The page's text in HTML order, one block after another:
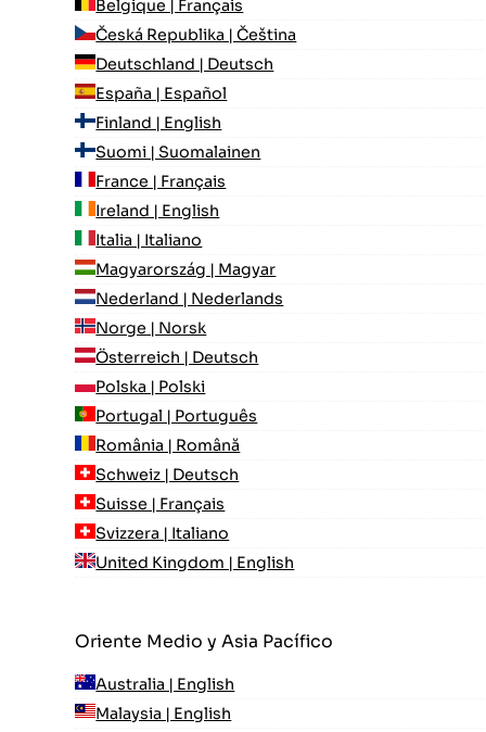
Belgique | Français
Česká Republika | Čeština
Deutschland | Deutsch
España | Español
Finland | English
Suomi | Suomalainen
France | Français
Ireland | English
Italia | Italiano
Magyarország | Magyar
Nederland | Nederlands
Norge | Norsk
Österreich | Deutsch
Polska | Polski
Portugal | Português
România | Română
Schweiz | Deutsch
Suisse | Français
Svizzera | Italiano
United Kingdom | English
Oriente Medio y Asia Pacífico
Australia | English
Malaysia | English